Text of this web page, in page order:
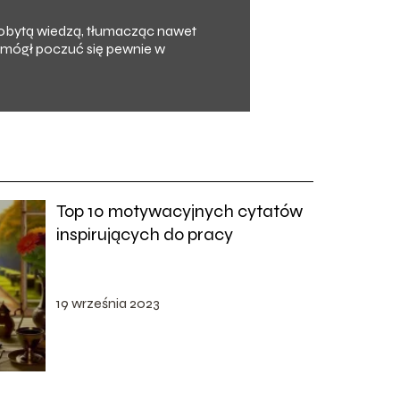
wiedzą, tłumacząc nawet
poczuć się pewnie w
Top 10 motywacyjnych cytatów
inspirujących do pracy
19 września 2023